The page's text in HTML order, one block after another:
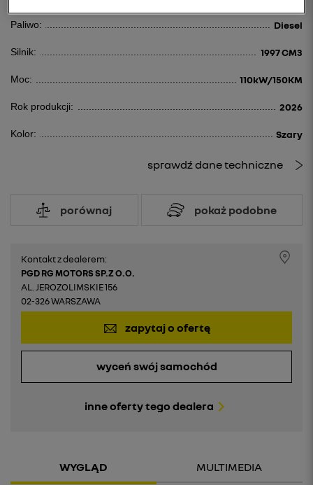
Paliwo: Diesel
Silnik: 1997 CM3
Moc: 110kW/150KM
Rok produkcji: 2026
Kolor: Szary
sprawdź dane techniczne
porównaj pokaż podobne
Kontakt z dealerem:
PGD RG MOTORS SP.Z O.O.
AL. JEROZOLIMSKIE 156
02-326 WARSZAWA
zapytaj o ofertę
wyceń swój samochód
inne oferty tego dealera
WYGLĄD MULTIMEDIA